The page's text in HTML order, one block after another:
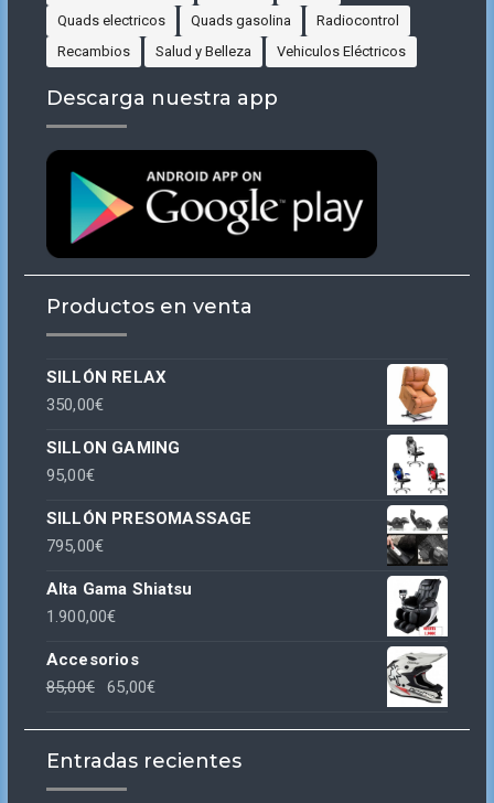
Quads electricos
Quads gasolina
Radiocontrol
Recambios
Salud y Belleza Vehiculos Eléctricos
Descarga nuestra app
Productos en venta
SILLÓN RELAX
350,00€
SILLON GAMING
95,00€
SILLÓN PRESOMASSAGE
795,00€
Alta Gama Shiatsu
1.900,00€
Accesorios
85,00€
El
era:
85,00€.
65,00€
es:
Entradas recientes